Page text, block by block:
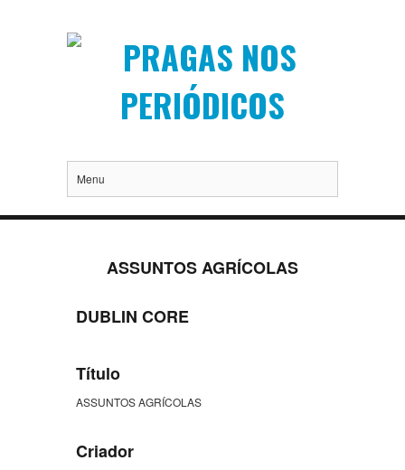
Menu
ASSUNTOS AGRÍCOLAS
DUBLIN CORE
Título
ASSUNTOS AGRÍCOLAS
Criador